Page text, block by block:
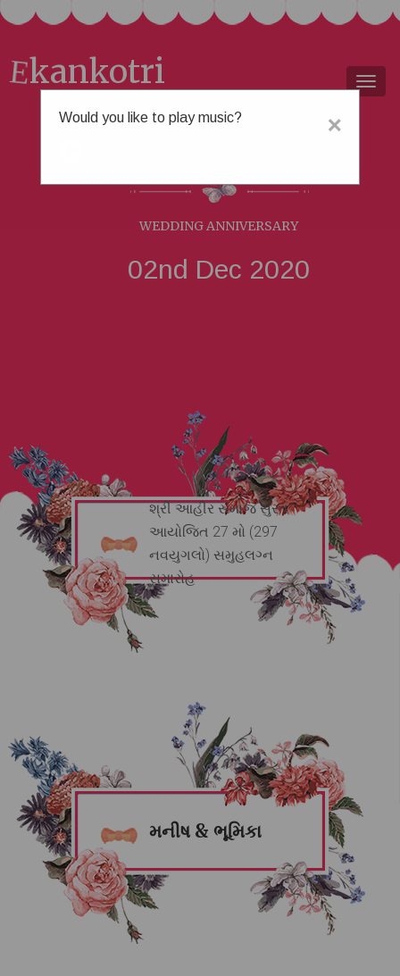
×
Would you like to play music?
Ekankotri
WEDDING ANNIVERSARY
02nd Dec 2020
શ્રી આહીર સમાજ સુરત
આયોજિત 27 મો (297
નવયુગલો) સમુહલગ્ન
સમારોહ
મનીષ & ભૂમિકા